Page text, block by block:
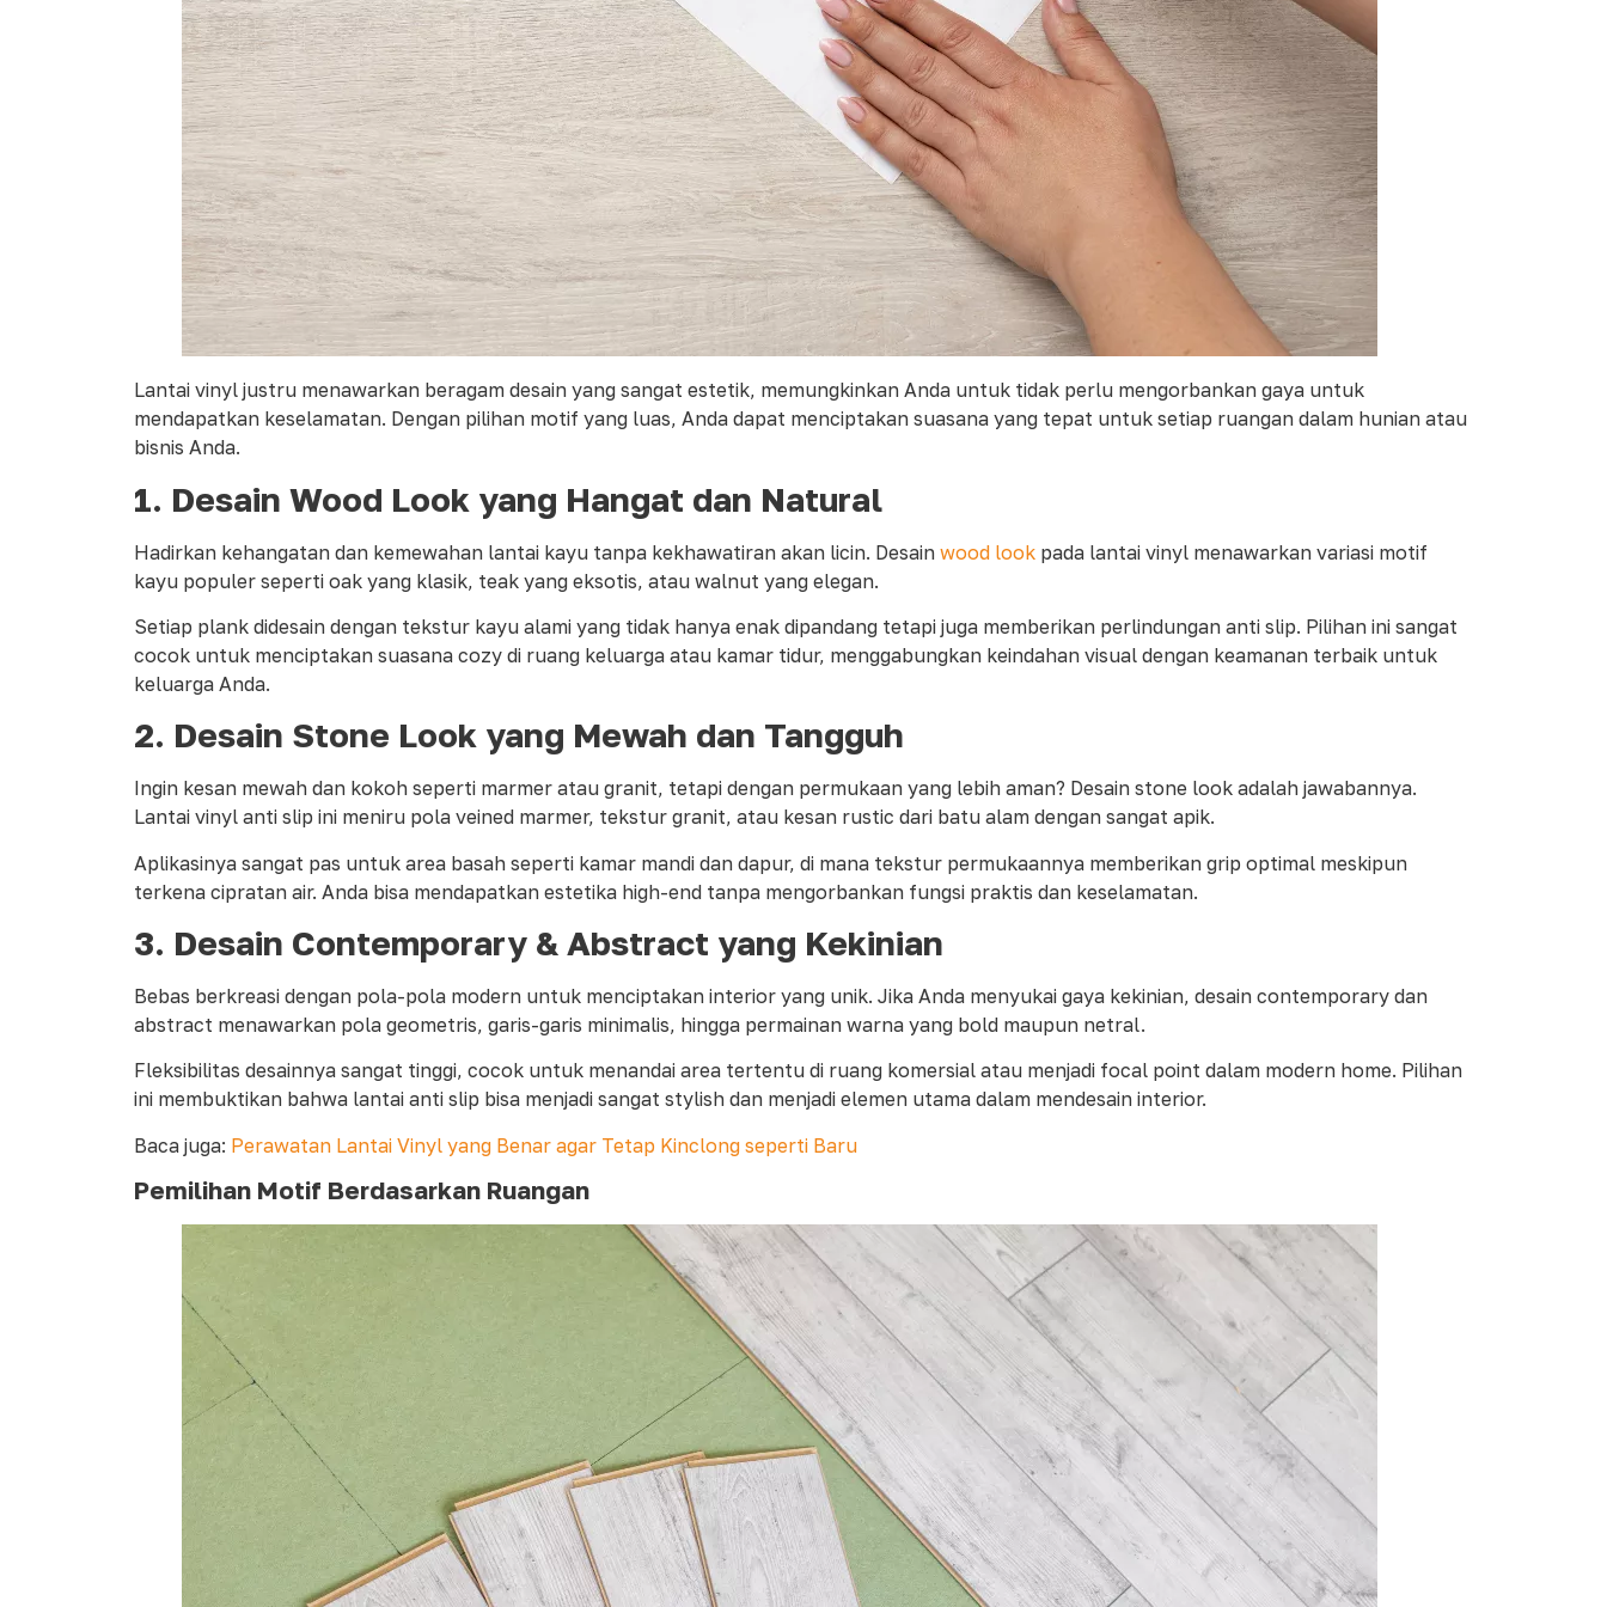
Lantai vinyl justru menawarkan beragam desain yang sangat estetik, memungkinkan Anda untuk tidak perlu mengorbankan gaya untuk
mendapatkan keselamatan. Dengan pilihan motif yang luas, Anda dapat menciptakan suasana yang tepat untuk setiap ruangan dalam hunian atau
bisnis Anda.
1. Desain Wood Look yang Hangat dan Natural
Hadirkan kehangatan dan kemewahan lantai kayu tanpa kekhawatiran akan licin. Desain wood look pada lantai vinyl menawarkan variasi motif
kayu populer seperti oak yang klasik, teak yang eksotis, atau walnut yang elegan.
Setiap plank didesain dengan tekstur kayu alami yang tidak hanya enak dipandang tetapi juga memberikan perlindungan anti slip. Pilihan ini sangat
cocok untuk menciptakan suasana cozy di ruang keluarga atau kamar tidur, menggabungkan keindahan visual dengan keamanan terbaik untuk
keluarga Anda.
2. Desain Stone Look yang Mewah dan Tangguh
Ingin kesan mewah dan kokoh seperti marmer atau granit, tetapi dengan permukaan yang lebih aman? Desain stone look adalah jawabannya.
Lantai vinyl anti slip ini meniru pola veined marmer, tekstur granit, atau kesan rustic dari batu alam dengan sangat apik.
Aplikasinya sangat pas untuk area basah seperti kamar mandi dan dapur, di mana tekstur permukaannya memberikan grip optimal meskipun
terkena cipratan air. Anda bisa mendapatkan estetika high-end tanpa mengorbankan fungsi praktis dan keselamatan.
3. Desain Contemporary & Abstract yang Kekinian
Bebas berkreasi dengan pola-pola modern untuk menciptakan interior yang unik. Jika Anda menyukai gaya kekinian, desain contemporary dan
abstract menawarkan pola geometris, garis-garis minimalis, hingga permainan warna yang bold maupun netral.
Fleksibilitas desainnya sangat tinggi, cocok untuk menandai area tertentu di ruang komersial atau menjadi focal point dalam modern home. Pilihan
ini membuktikan bahwa lantai anti slip bisa menjadi sangat stylish dan menjadi elemen utama dalam mendesain interior.
Baca juga: Perawatan Lantai Vinyl yang Benar agar Tetap Kinclong seperti Baru
Pemilihan Motif Berdasarkan Ruangan